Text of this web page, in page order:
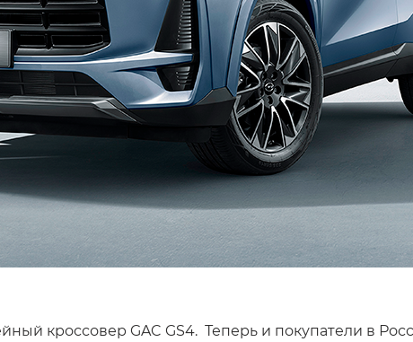
кроссовер GAC GS4. Теперь и покупатели в